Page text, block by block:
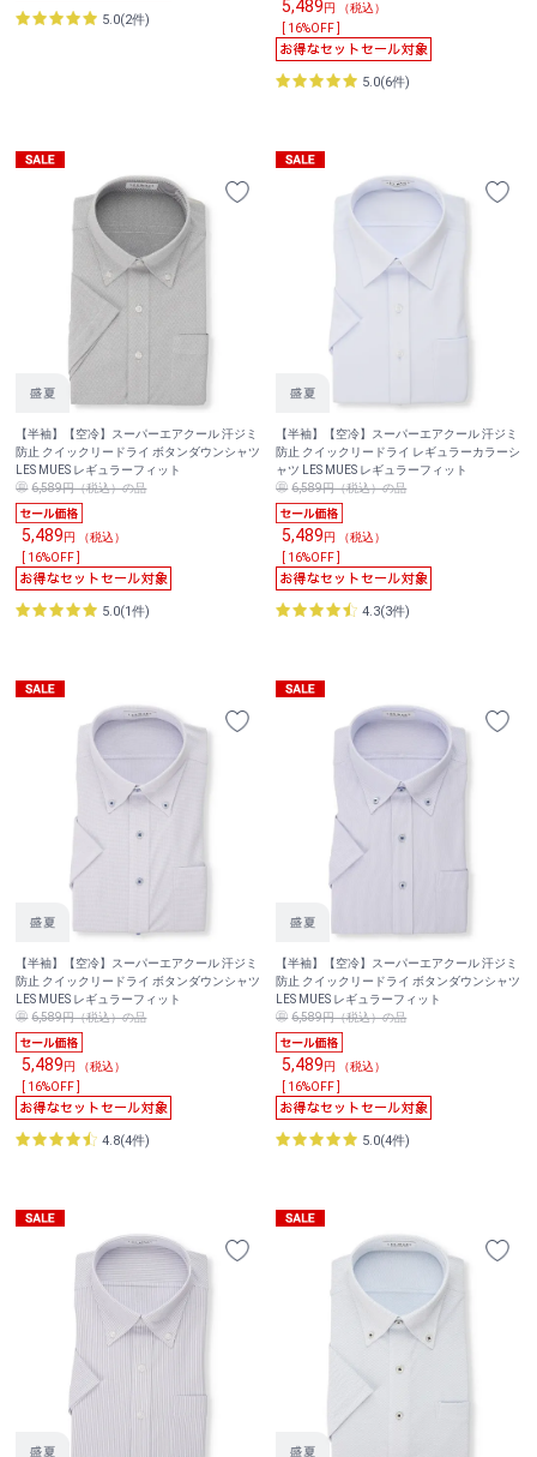
5.0(2件)
5,489円 （税込）
[ 16%OFF ]
5.0(6件)
【半袖】【空冷】スーパーエアクール 汗ジミ
防止 クイックリードライ ボタンダウンシャツ
LES MUES レギュラーフィット
6,589円（税込）の品
5,489円 （税込）
[ 16%OFF ]
5.0(1件)
【半袖】【空冷】スーパーエアクール 汗ジミ
防止 クイックリードライ レギュラーカラーシ
ャツ LES MUES レギュラーフィット
6,589円（税込）の品
5,489円 （税込）
[ 16%OFF ]
4.3(3件)
【半袖】【空冷】スーパーエアクール 汗ジミ
防止 クイックリードライ ボタンダウンシャツ
LES MUES レギュラーフィット
6,589円（税込）の品
5,489円 （税込）
[ 16%OFF ]
4.8(4件)
【半袖】【空冷】スーパーエアクール 汗ジミ
防止 クイックリードライ ボタンダウンシャツ
LES MUES レギュラーフィット
6,589円（税込）の品
5,489円 （税込）
[ 16%OFF ]
5.0(4件)